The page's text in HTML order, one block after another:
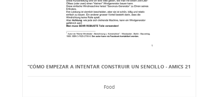
“CÓMO EMPEZAR A INTENTAR CONSTRUIR UN SENCILLO - AMICS 21
Food